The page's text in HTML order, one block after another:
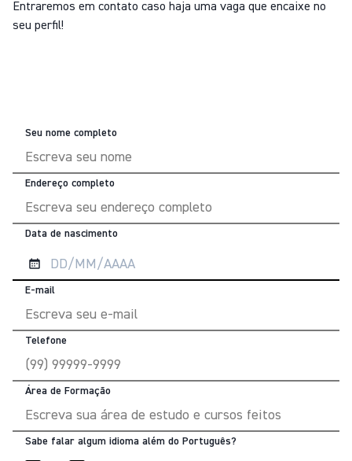
Entraremos em contato caso haja uma vaga que encaixe no
seu perfil!
Seu nome completo
Endereço completo
Data de nascimento
E-mail
Telefone
Área de Formação
Sabe falar algum idioma além do Português?